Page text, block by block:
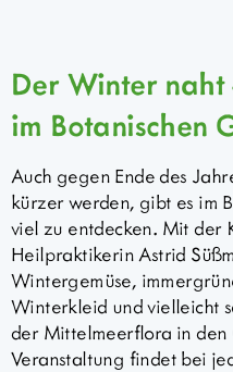
Der Winter
im Botanischen
Auch gegen Ende des
kürzer werden, gibt es im
viel zu entdecken. Mit der
Heilpraktikerin Astrid
Wintergemüse,
Winterkleid und vielleicht
der Mittelmeerflora in den
Veranstaltung findet bei